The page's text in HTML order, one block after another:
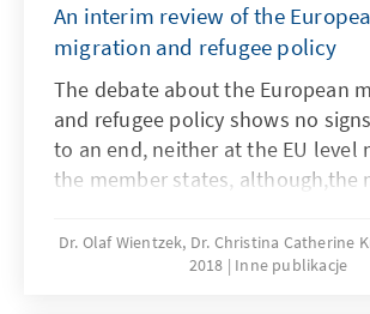
An interim review of the
migration and refugee policy
The debate about the European
and refugee policy shows no
to an end, neither at the EU level
the member states, although,the
administrative chaos is
humanitarian emergencies are
Dr. Olaf Wientzek, Dr. Christina Catherine
2018
Inne publikacje